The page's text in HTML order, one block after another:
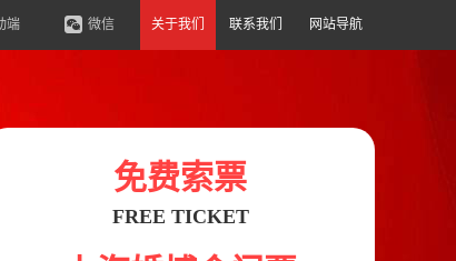
端 微信 关于我们 联系我们 网站导航
免费索票
FREE TICKET